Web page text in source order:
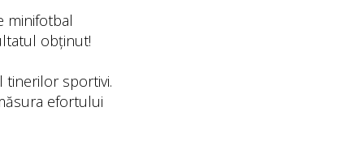
minifotbal
obținut!
tinerilor sportivi.
efortului